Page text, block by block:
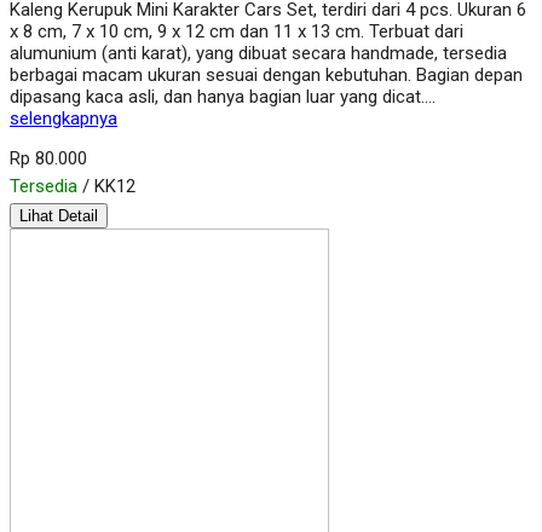
Kaleng Kerupuk Mini Karakter Cars Set, terdiri dari 4 pcs. Ukuran 6
x 8 cm, 7 x 10 cm, 9 x 12 cm dan 11 x 13 cm. Terbuat dari
alumunium (anti karat), yang dibuat secara handmade, tersedia
berbagai macam ukuran sesuai dengan kebutuhan. Bagian depan
dipasang kaca asli, dan hanya bagian luar yang dicat….
selengkapnya
Rp 80.000
Tersedia / KK12
Lihat Detail